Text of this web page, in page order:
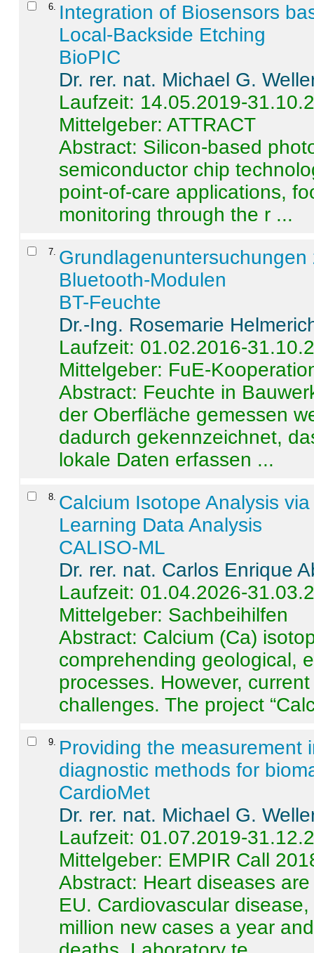
6
Integration of Biosensors
Local-Backside Etching
BioPIC
Dr. rer. nat. Michael G.
Laufzeit: 14.05.2019-
Mittelgeber: ATTRACT
Abstract: Silicon-based
semiconductor chip
point-of-care applications,
monitoring through the r ...
7
Bluetooth-Modulen
BT-Feuchte
Dr.-Ing. Rosemarie
Laufzeit: 01.02.2016-
Mittelgeber: FuE-
Abstract: Feuchte in
der Oberfläche gemessen
dadurch gekennzeichnet,
lokale Daten erfassen ...
8 Calcium Isotope Analysis
Learning Data Analysis
CALISO-ML
Dr. rer. nat. Carlos Enrique
Laufzeit: 01.04.2026-
Mittelgeber: Sachbeihilfen
Abstract: Calcium (Ca)
comprehending geological,
processes. However,
challenges. The project
9
Providing the measurement
diagnostic methods for
CardioMet
Dr. rer. nat. Michael G.
Laufzeit: 01.07.2019-
Mittelgeber: EMPIR Call
Abstract: Heart diseases
EU. Cardiovascular
million new cases a year